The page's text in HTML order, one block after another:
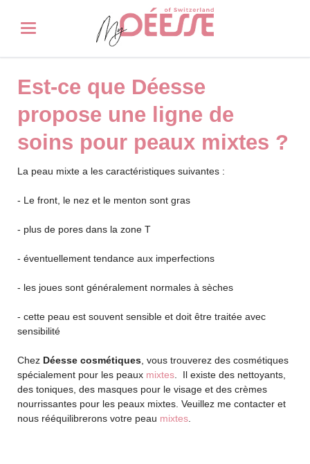
Est-ce que Déesse
propose une ligne de
soins pour peaux mixtes ?
La peau mixte a les caractéristiques suivantes :
- Le front, le nez et le menton sont gras
- plus de pores dans la zone T
- éventuellement tendance aux imperfections
- les joues sont généralement normales à sèches
- cette peau est souvent sensible et doit être traitée avec
sensibilité
Chez Déesse cosmétiques, vous trouverez des cosmétiques
spécialement pour les peaux mixtes. Il existe des nettoyants,
des toniques, des masques pour le visage et des crèmes
nourrissantes pour les peaux mixtes. Veuillez me contacter et
nous rééquilibrerons votre peau mixtes.